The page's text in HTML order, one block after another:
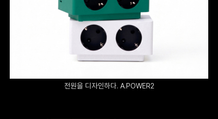
전원을 디자인하다. A.POWER2